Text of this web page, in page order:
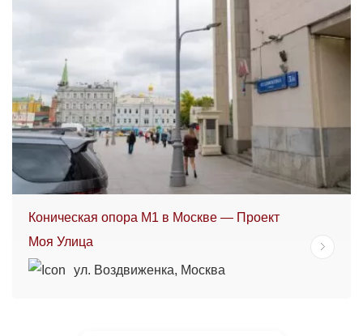
Коническая опора М1 в Москве — Проект
Моя Улица
ул. Воздвиженка, Москва